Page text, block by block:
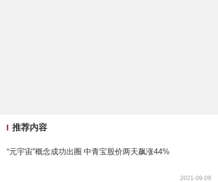
推荐内容
“元宇宙”概念成功出圈 中青宝股价两天飙涨44%
2021-09-09